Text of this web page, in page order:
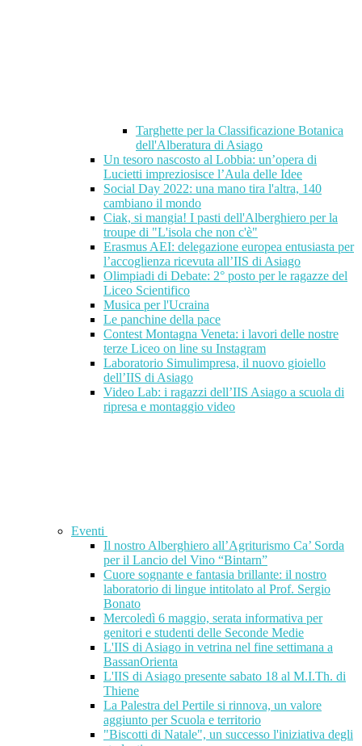
Targhette per la Classificazione Botanica
dell'Alberatura di Asiago
Un tesoro nascosto al Lobbia: un’opera di
Lucietti impreziosisce l’Aula delle Idee
Social Day 2022: una mano tira l'altra, 140
cambiano il mondo
Ciak, si mangia! I pasti dell'Alberghiero per la
troupe di "L'isola che non c'è"
Erasmus AEI: delegazione europea entusiasta per
l’accoglienza ricevuta all’IIS di Asiago
Olimpiadi di Debate: 2° posto per le ragazze del
Liceo Scientifico
Musica per l'Ucraina
Le panchine della pace
Contest Montagna Veneta: i lavori delle nostre
terze Liceo on line su Instagram
Laboratorio Simulimpresa, il nuovo gioiello
dell’IIS di Asiago
Video Lab: i ragazzi dell’IIS Asiago a scuola di
ripresa e montaggio video
Eventi
Il nostro Alberghiero all’Agriturismo Ca’ Sorda
per il Lancio del Vino “Bintarn”
Cuore sognante e fantasia brillante: il nostro
laboratorio di lingue intitolato al Prof. Sergio
Bonato
Mercoledì 6 maggio, serata informativa per
genitori e studenti delle Seconde Medie
L'IIS di Asiago in vetrina nel fine settimana a
BassanOrienta
L'IIS di Asiago presente sabato 18 al M.I.Th. di
Thiene
La Palestra del Pertile si rinnova, un valore
aggiunto per Scuola e territorio
"Biscotti di Natale", un successo l'iniziativa degli